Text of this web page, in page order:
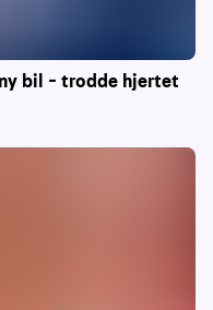
bil – trodde hjertet